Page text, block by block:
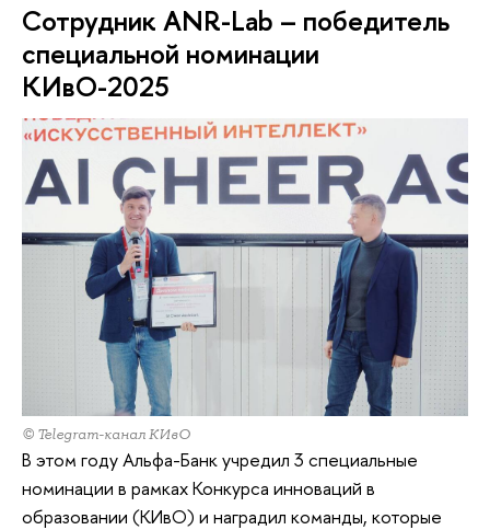
Сотрудник ANR-Lab – победитель
специальной номинации
КИвО-2025
© Telegram-канал КИвО
В этом году Альфа-Банк учредил 3 специальные
номинации в рамках Конкурса инноваций в
образовании (КИвО) и наградил команды, которые